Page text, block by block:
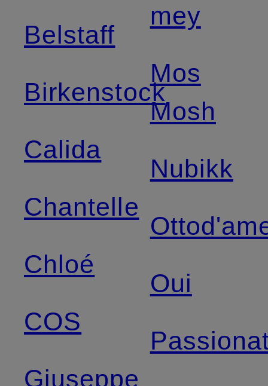
Belstaff
Birkenstock
Calida
Chantelle
Chloé
COS
Giuseppe
mey
Mos
Mosh
Nubikk
Oui